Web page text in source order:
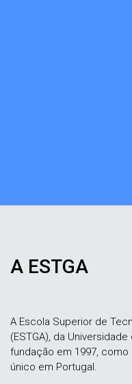
A ESTGA
A Escola Superior de
(ESTGA), da
fundação em 1997,
único em Portugal.